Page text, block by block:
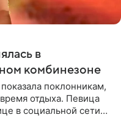
в
комбинезоне
поклонникам,
отдыха. Певица
в социальной сети